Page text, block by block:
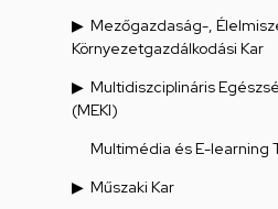
Mezőgazdaság-,
Környezetgazdálkodási Kar
Multidiszciplináris
(MEKI)
Multimédia és E-learning
Műszaki Kar